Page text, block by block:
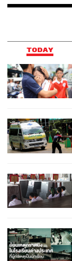
TODAY